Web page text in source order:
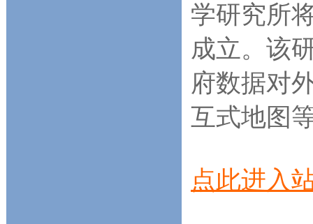
学研究所
成立。该
府数据对
互式地图
点此进入